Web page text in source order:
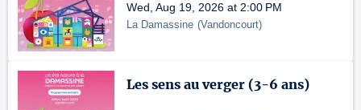
Wed, Aug 19, 2026 at 2:00 PM
La Damassine (Vandoncourt)
Les sens au verger (3-6 ans)